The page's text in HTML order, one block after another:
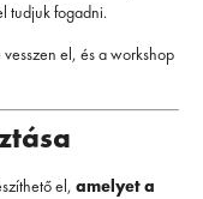
tudjuk fogadni.
el, és a workshop
el, amelyet a